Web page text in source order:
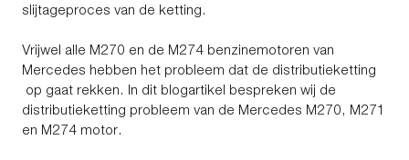
slijtageproces van de ketting.
Vrijwel alle M270 en de M274 benzinemotoren van
Mercedes hebben het probleem dat de distributieketting
op gaat rekken. In dit blogartikel bespreken wij de
distributieketting probleem van de Mercedes M270, M271
en M274 motor.